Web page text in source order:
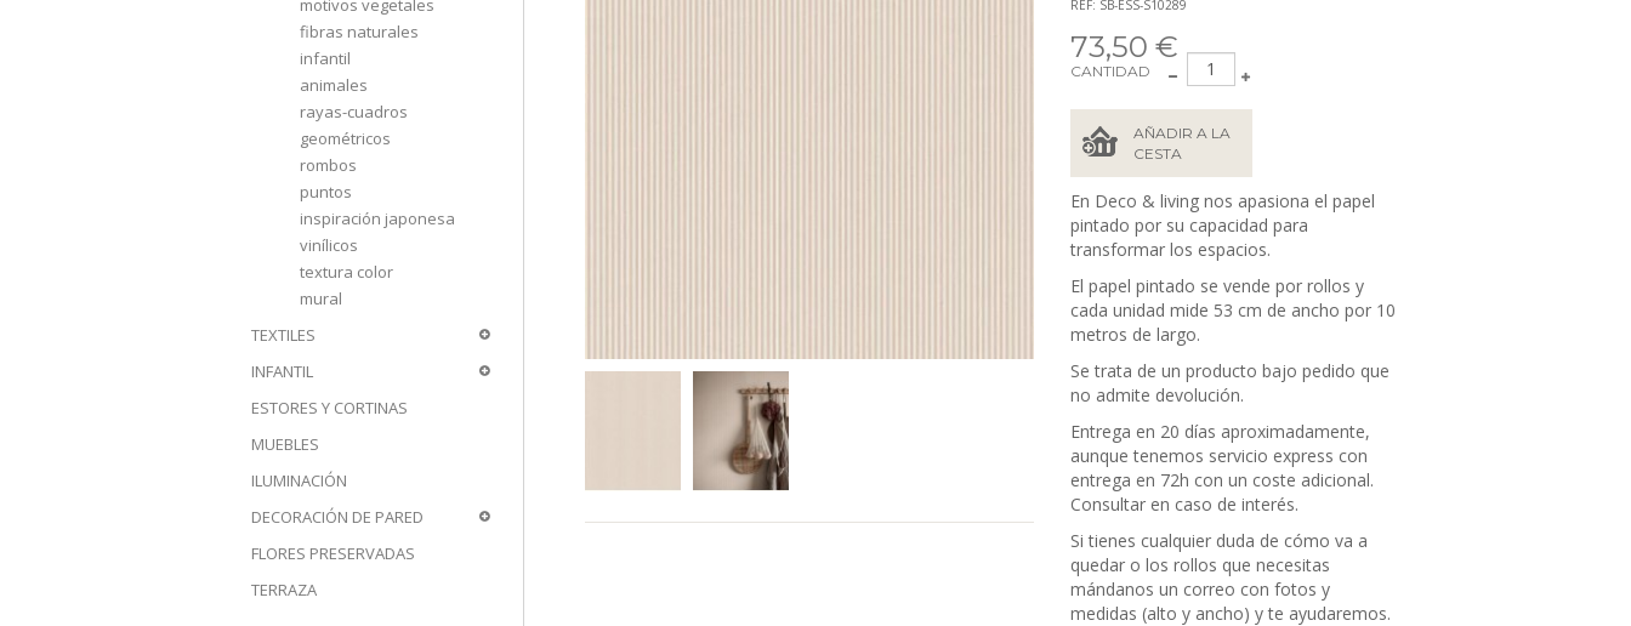
motivos vegetales
fibras naturales
infantil
animales
rayas-cuadros
geométricos
rombos
puntos
inspiración japonesa
vinílicos
textura color
mural
TEXTILES
INFANTIL
ESTORES Y CORTINAS
MUEBLES
ILUMINACIÓN
DECORACIÓN DE PARED
FLORES PRESERVADAS
TERRAZA
REF: SB-ESS-S10289
73,50 €
CANTIDAD
AÑADIR A LA
CESTA
En Deco & living nos apasiona el papel
pintado por su capacidad para
transformar los espacios.
El papel pintado se vende por rollos y
cada unidad mide 53 cm de ancho por 10
metros de largo.
Se trata de un producto bajo pedido que
no admite devolución.
Entrega en 20 días aproximadamente,
aunque tenemos servicio express con
entrega en 72h con un coste adicional.
Consultar en caso de interés.
Si tienes cualquier duda de cómo va a
quedar o los rollos que necesitas
mándanos un correo con fotos y
medidas (alto y ancho) y te ayudaremos.